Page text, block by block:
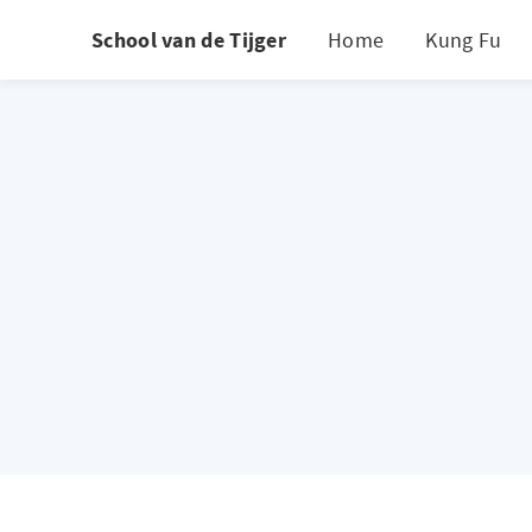
School van de Tijger Home Kung Fu